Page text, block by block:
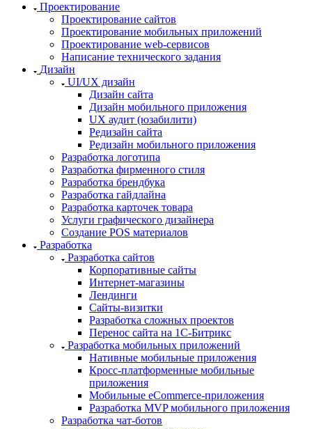
Проектирование
Проектирование сайтов
Проектирование мобильных приложений
Проектирование web-сервисов
Написание технического задания
Дизайн
UI/UX дизайн
Дизайн сайта
Дизайн мобильного приложения
UX аудит (юзабилити)
Редизайн сайта
Редизайн мобильного приложения
Разработка логотипа
Разработка фирменного стиля
Разработка брендбука
Разработка гайдлайна
Разработка карточек товара
Услуги графического дизайнера
Создание POS материалов
Разработка
Разработка сайтов
Корпоративные сайты
Интернет-магазины
Лендинги
Сайты-визитки
Разработка сложных проектов
Перенос сайта на 1С-Битрикс
Разработка мобильных приложений
Нативные мобильные приложения
Кросс-платформенные мобильные
приложения
Мобильные eCommerce-приложения
Разработка MVP мобильного приложения
Разработка чат-ботов